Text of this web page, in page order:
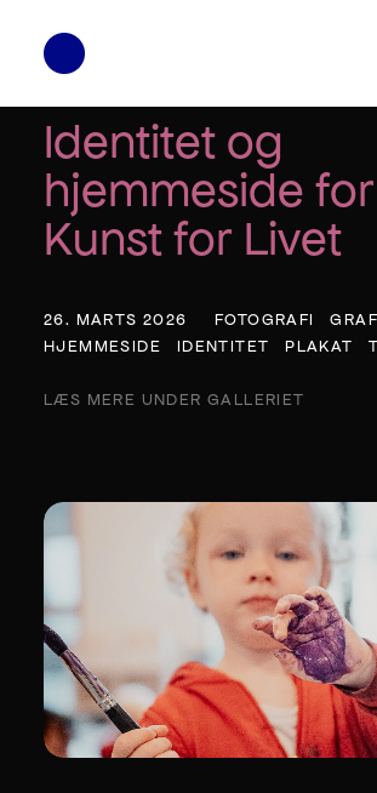
Cases
Feed
Hjemmeside
Fotografi
Identitet
Identitet og
hjemmeside for
Kunst for Livet
26. MARTS 2026 FOTOGRAFI
HJEMMESIDE
IDENTITET PLAKAT
LÆS MERE UNDER GALLERIET